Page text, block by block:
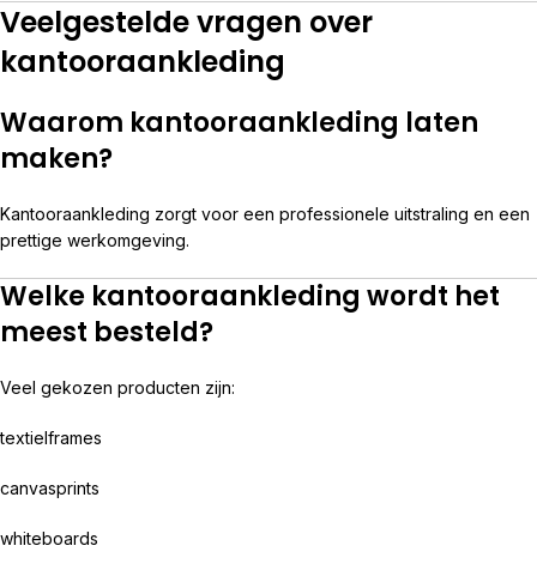
Veelgestelde vragen over
kantooraankleding
Waarom kantooraankleding laten
maken?
Kantooraankleding zorgt voor een professionele uitstraling en een
prettige werkomgeving.
Welke kantooraankleding wordt het
meest besteld?
Veel gekozen producten zijn:
textielframes
canvasprints
whiteboards